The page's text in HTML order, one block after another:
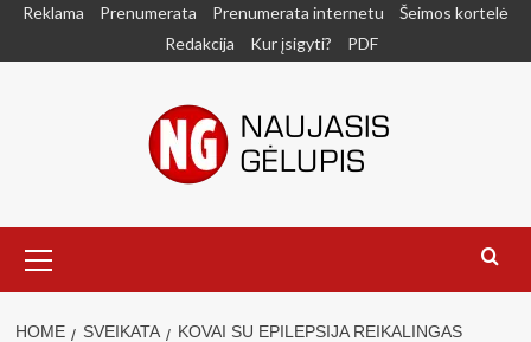
SkipReklama Prenumerata Prenumerata internetu
Šeimos kortelė
Redakcija
Kur įsigyti? PDF
Menu
HOME SVEIKATA
KOVAI SU EPILEPSIJA REIKALINGAS